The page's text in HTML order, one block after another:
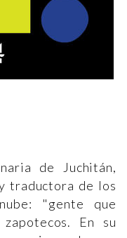
de Juchitán,
traductora de los
"gente que
En su